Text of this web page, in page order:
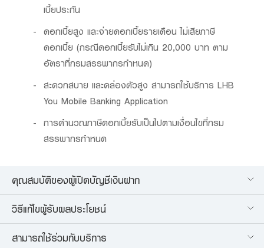
เบี้ยประกัน
ดอกเบี้ยสูง และจ่ายดอกเบี้ยรายเดือน ไม่เสียภาษี
ดอกเบี้ย (กรณีดอกเบี้ยรับไม่เกิน 20,000 บาท ตาม
อัตราที่กรมสรรพากรกำหนด)
สะดวกสบาย และคล่องตัวสูง สามารถใช้บริการ LHB
You Mobile Banking Application
การคำนวณภาษีดอกเบี้ยรับเป็นไปตามเงื่อนไขที่กรม
สรรพากรกำหนด
คุณสมบัติของผู้เปิดบัญชีเงินฝาก
วิธีแก้ไขผู้รับผลประโยชน์
สามารถใช้ร่วมกับบริการ